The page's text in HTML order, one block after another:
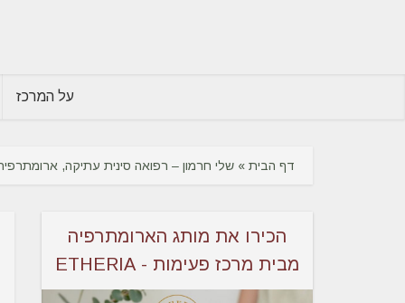
על המרכז
דף הבית » שלי חרמון – רפואה סינית עתיקה,
הכירו את מותג הארומתרפיה
מבית מרכז פעימות - ETHERIA